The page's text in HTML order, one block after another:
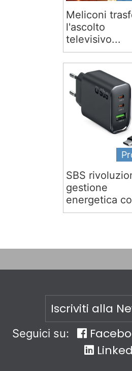
Meliconi
l'ascolto
televisivo...
SBS
gestione
energetica
Iscriviti alla
Seguici su: